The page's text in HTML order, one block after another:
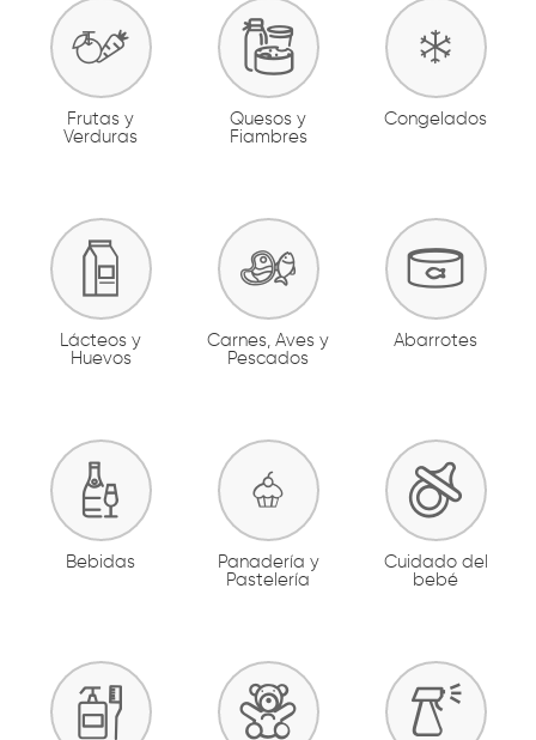
Frutas y
Verduras
Quesos y
Fiambres
Congelados
Lácteos y
Huevos
Carnes, Aves y
Pescados
Abarrotes
Bebidas
Panadería y
Pastelería
Cuidado del
bebé